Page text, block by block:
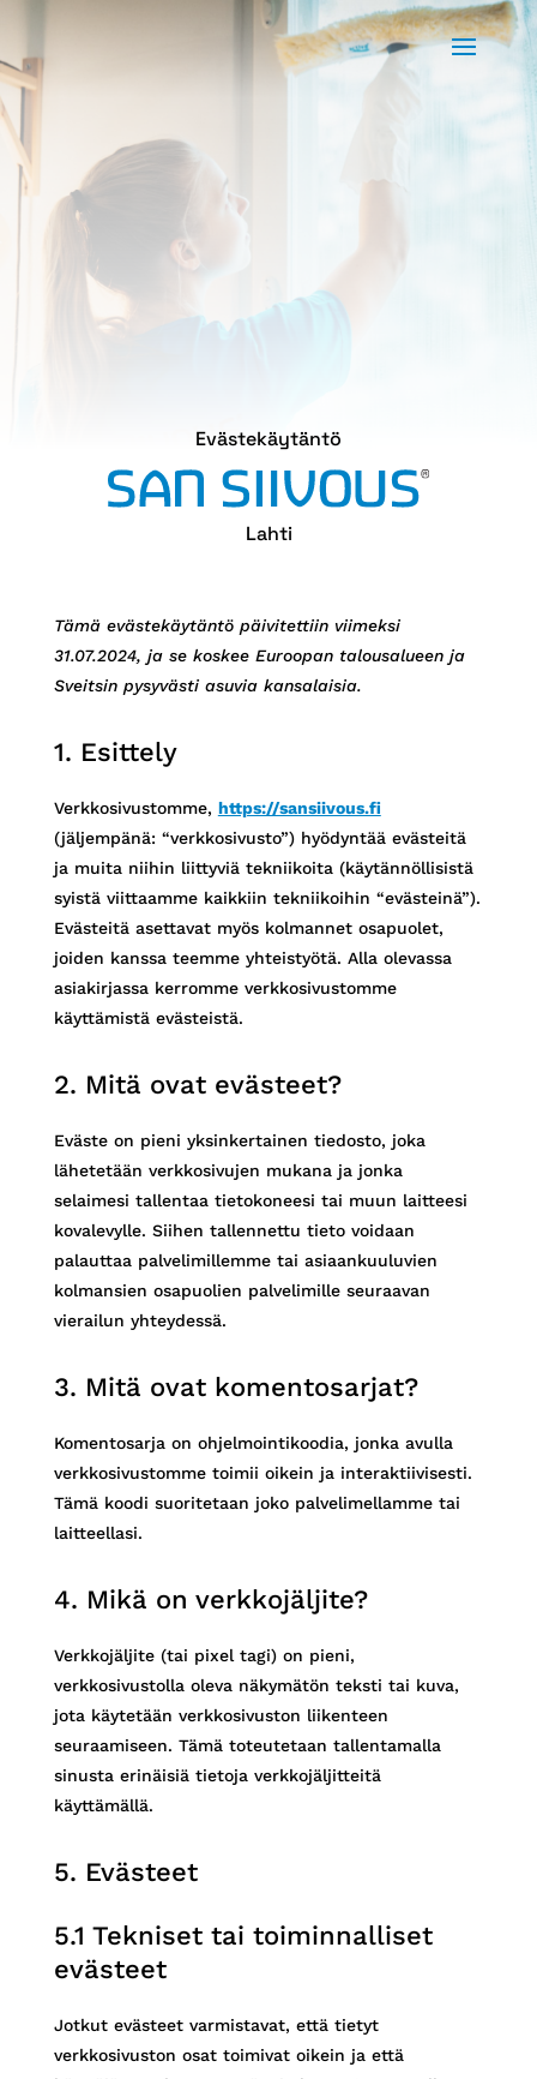
Evästekäytäntö
Lahti
Tämä evästekäytäntö päivitettiin viimeksi
31.07.2024, ja se koskee Euroopan talousalueen ja
Sveitsin pysyvästi asuvia kansalaisia.
1. Esittely
Verkkosivustomme, https://sansiivous.fi
(jäljempänä: “verkkosivusto”) hyödyntää evästeitä
ja muita niihin liittyviä tekniikoita (käytännöllisistä
syistä viittaamme kaikkiin tekniikoihin “evästeinä”).
Evästeitä asettavat myös kolmannet osapuolet,
joiden kanssa teemme yhteistyötä. Alla olevassa
asiakirjassa kerromme verkkosivustomme
käyttämistä evästeistä.
2. Mitä ovat evästeet?
Eväste on pieni yksinkertainen tiedosto, joka
lähetetään verkkosivujen mukana ja jonka
selaimesi tallentaa tietokoneesi tai muun laitteesi
kovalevylle. Siihen tallennettu tieto voidaan
palauttaa palvelimillemme tai asiaankuuluvien
kolmansien osapuolien palvelimille seuraavan
vierailun yhteydessä.
3. Mitä ovat komentosarjat?
Komentosarja on ohjelmointikoodia, jonka avulla
verkkosivustomme toimii oikein ja interaktiivisesti.
Tämä koodi suoritetaan joko palvelimellamme tai
laitteellasi.
4. Mikä on verkkojäljite?
Verkkojäljite (tai pixel tagi) on pieni,
verkkosivustolla oleva näkymätön teksti tai kuva,
jota käytetään verkkosivuston liikenteen
seuraamiseen. Tämä toteutetaan tallentamalla
sinusta erinäisiä tietoja verkkojäljitteitä
käyttämällä.
5. Evästeet
5.1 Tekniset tai toiminnalliset
evästeet
Jotkut evästeet varmistavat, että tietyt
verkkosivuston osat toimivat oikein ja että